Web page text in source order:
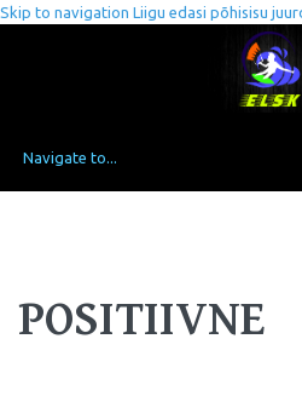
Skip to navigation Liigu edasi põhisisu
POSITIIVNE